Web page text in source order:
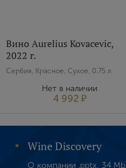
Вино Aurelius Kovacevic,
2022 г.
Сербия, Красное, Сухое, 0.75 л
Нет в наличии
4 992 ₽
Wine Discovery
О компании .pptx, 34 Mb